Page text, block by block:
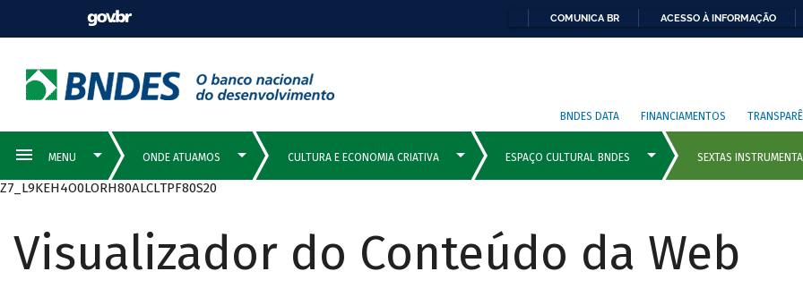
COMUNICA BR ACESSO À INFORMAÇÃO
BNDES DATA FINANCIAMENTOS
Z7_L9KEH4O0LORH80ALCLTPF80S20
Visualizador do Conteúdo da Web